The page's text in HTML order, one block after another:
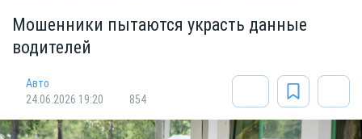
Мошенники пытаются украсть данные
водителей
Авто
24.06.2026 19:20
854